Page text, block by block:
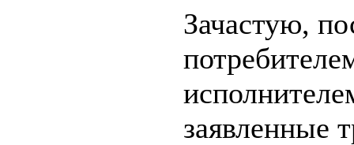
Зачастую,
заявленные